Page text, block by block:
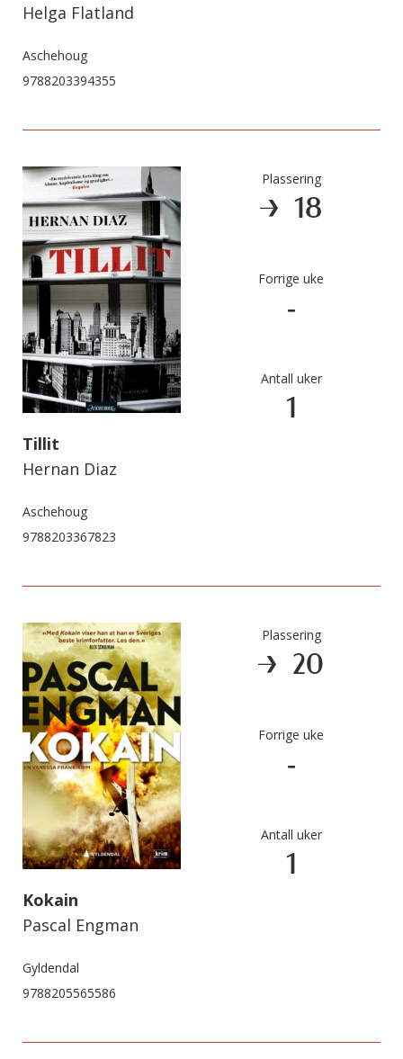
Helga Flatland
Aschehoug
9788203394355
Tillit
Hernan Diaz
Aschehoug
9788203367823
Plassering
18
Forrige uke
-
Antall uker
1
Kokain
Pascal Engman
Gyldendal
9788205565586
Plassering
20
Forrige uke
-
Antall uker
1